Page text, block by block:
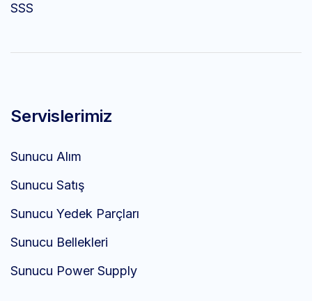
SSS
Servislerimiz
Sunucu Alım
Sunucu Satış
Sunucu Yedek Parçları
Sunucu Bellekleri
Sunucu Power Supply